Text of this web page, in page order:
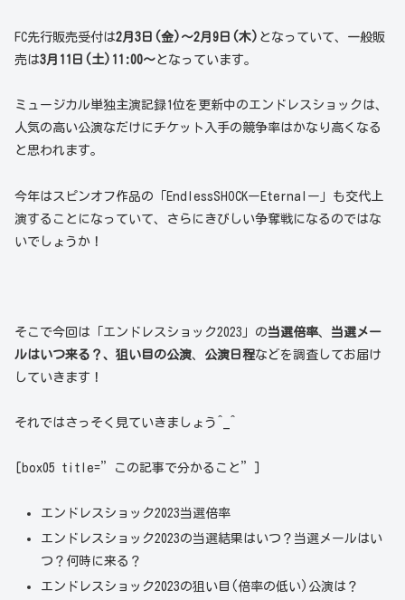
FC先行販売受付は2月3日(金)～2月9日(木) となっていて、一般販
売は3月11日(土)11:00～となっています。
ミュージカル単独主演記録1位を更新中のエンドレスショックは、
人気の高い公演なだけにチケット入手の競争率はかなり高くなる
と思われます。
今年はスピンオフ作品の「EndlessSHOCKーEternalー」も交代上
演することになっていて、さらにきびしい争奪戦になるのではな
いでしょうか！
そこで今回は「エンドレスショック2023」の当選倍率、 当選メー
ルはいつ来る？、狙い目の公演、 公演日程などを調査してお届け
していきます！
それではさっそく見ていきましょう^_^
[box05 title=”この記事で分かること”]
エンドレスショック2023当選倍率
エンドレスショック2023の当選結果はいつ？当選メールはい
つ？何時に来る？
エンドレスショック2023の狙い目(倍率の低い)公演は？